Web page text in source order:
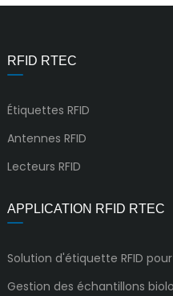
RFID RTEC
Étiquettes RFID
Antennes RFID
Lecteurs RFID
APPLICATION RFID RTEC
Solution d'étiquette RFID
Gestion des échantillons